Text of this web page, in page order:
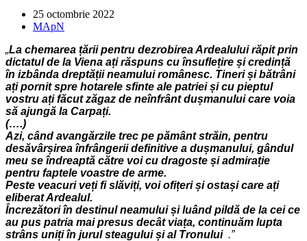
Post
published:
25 octombrie 2022
Post
MApN
„La chemarea țării pentru dezrobirea Ardealului răpit prin
dictatul de la Viena ați răspuns cu însuflețire și credință
în izbânda dreptății neamului românesc. Tineri și bătrâni
ați pornit spre hotarele sfinte ale patriei și cu pieptul
vostru ați făcut zăgaz de neînfrânt dușmanului care voia
să ajungă la Carpați.
(….)
Azi, când avangărzile trec pe pământ străin, pentru
desăvârșirea înfrângerii definitive a dușmanului, gândul
meu se îndreaptă către voi cu dragoste și admirație
pentru faptele voastre de arme.
Peste veacuri veți fi slăviți, voi ofițeri și ostași care ați
eliberat Ardealul.
Încrezători în destinul neamului și luând pildă de la cei ce
au pus patria mai presus decât viața, continuăm lupta
strâns uniți în jurul steagului și al Tronului .”